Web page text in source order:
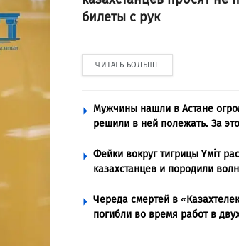
билеты с рук
ЧИТАТЬ БОЛЬШЕ
Мужчины нашли в Астане
решили в ней полежать. За
Фейки вокруг тигрицы Үміт
казахстанцев и породили
Череда смертей в
погибли во время работ в